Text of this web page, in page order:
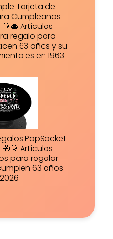
Tarjeta de
Cumpleaños
Artículos
regalo para
63 años y su
es en 1963
PopSocket
Artículos
para regalar
63 años